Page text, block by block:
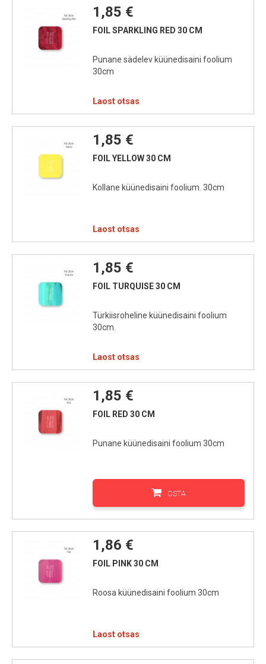
1,85 €
FOIL SPARKLING RED 30 CM
Punane sädelev küünedisaini foolium
30cm
Laost otsas
1,85 €
FOIL YELLOW 30 CM
Kollane küünedisaini foolium. 30cm
Laost otsas
1,85 €
FOIL TURQUISE 30 CM
Türkiisroheline küünedisaini foolium
30cm.
Laost otsas
1,85 €
FOIL RED 30 CM
Punane küünedisaini foolium 30cm
OSTA
1,86 €
FOIL PINK 30 CM
Roosa küünedisaini foolium 30cm
Laost otsas